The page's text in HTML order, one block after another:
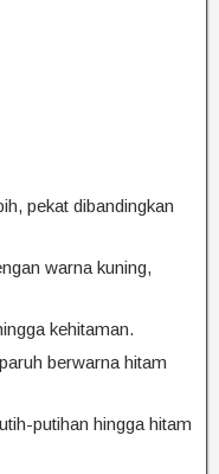
pekat dibandingkan
warna kuning,
kehitaman.
berwarna hitam
putihan hingga hitam